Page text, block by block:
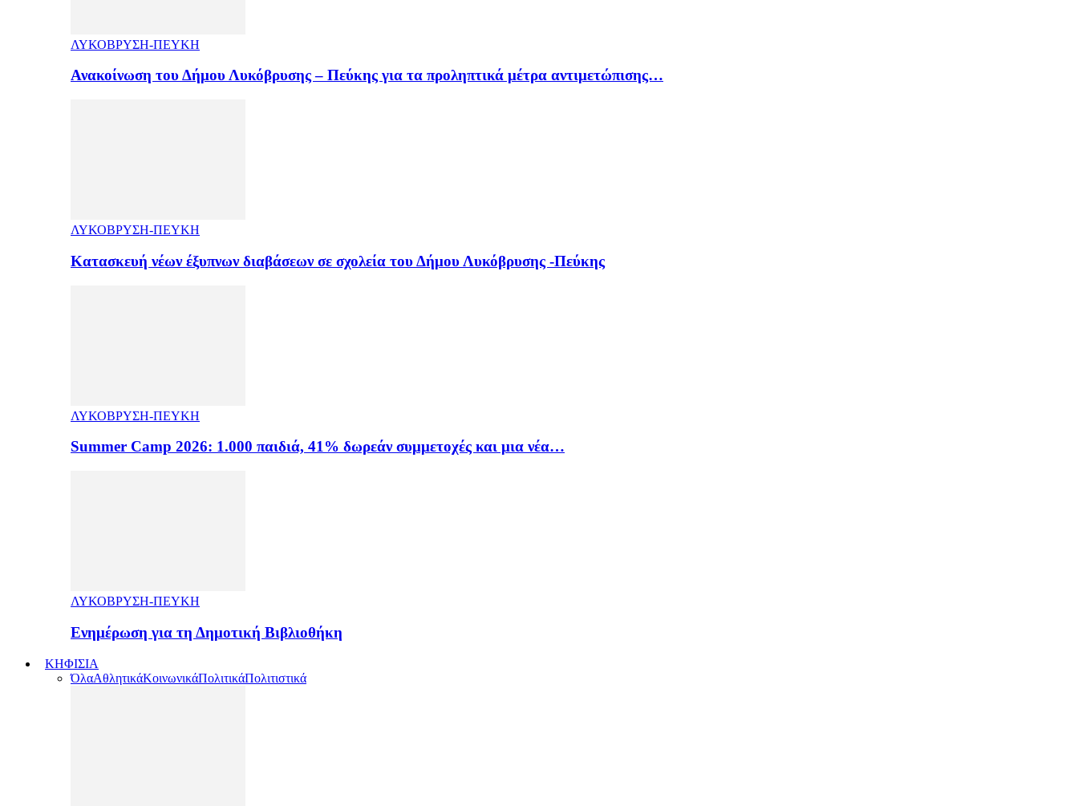
ΛΥΚΟΒΡΥΣΗ-ΠΕΥΚΗ
Ανακοίνωση του Δήμου Λυκόβρυσης – Πεύκης για τα προληπτικά μέτρα αντιμετώπισης…
ΛΥΚΟΒΡΥΣΗ-ΠΕΥΚΗ
Κατασκευή νέων έξυπνων διαβάσεων σε σχολεία του Δήμου Λυκόβρυσης -Πεύκης
ΛΥΚΟΒΡΥΣΗ-ΠΕΥΚΗ
Summer Camp 2026: 1.000 παιδιά, 41% δωρεάν συμμετοχές και μια νέα…
ΛΥΚΟΒΡΥΣΗ-ΠΕΥΚΗ
Ενημέρωση για τη Δημοτική Βιβλιοθήκη
ΚΗΦΙΣΙΑ
ΌλαΑθλητικάΚοινωνικάΠολιτικάΠολιτιστικά